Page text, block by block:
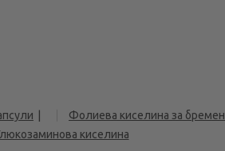
Фолиева киселина за
киселина